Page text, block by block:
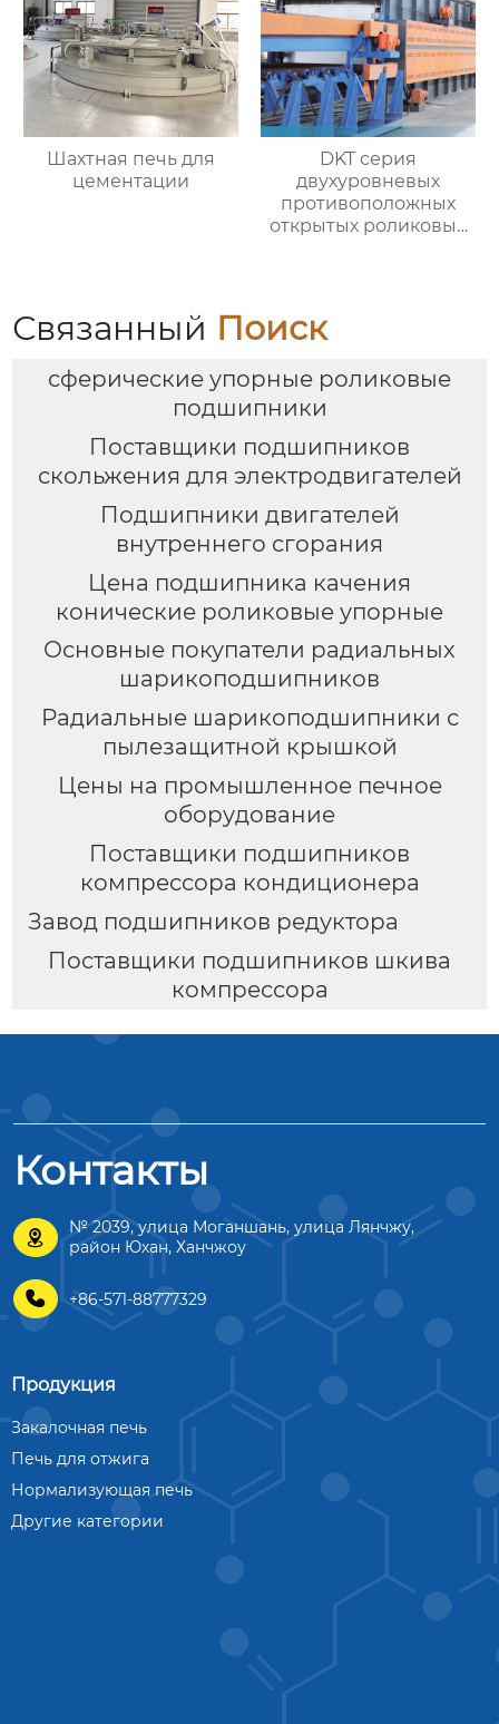
Шахтная печь для
цементации
DKT серия
двухуровневых
противоположных
открытых роликовых
Связанный Поиск
сферические упорные роликовые
подшипники
Поставщики подшипников
скольжения для электродвигателей
Подшипники двигателей
внутреннего сгорания
Цена подшипника качения
конические роликовые упорные
Основные покупатели радиальных
шарикоподшипников
Радиальные шарикоподшипники с
пылезащитной крышкой
Цены на промышленное печное
оборудование
Поставщики подшипников
компрессора кондиционера
Завод подшипников редуктора
Поставщики подшипников шкива
компрессора
Контакты

№ 2039, улица Моганшань, улица Лянчжу,
район Юхан, Ханчжоу
 +86-571-88777329
Продукция
Закалочная печь
Печь для отжига
Нормализующая печь
Другие категории